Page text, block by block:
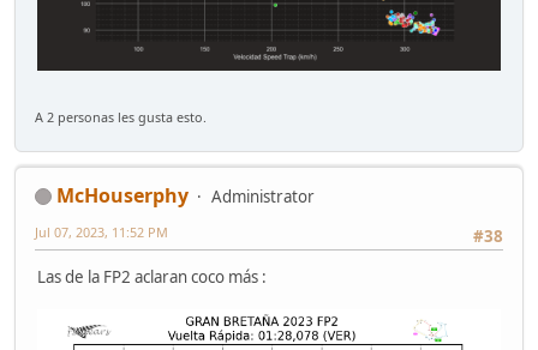
A 2 personas les gusta esto.
McHouserphy
Administrator
#38
Jul 07, 2023, 11:52 PM
Las de la FP2 aclaran coco más :